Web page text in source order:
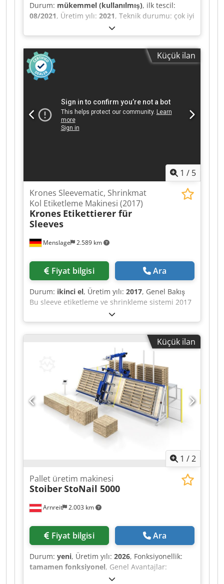
Durum: mükemmel (kullanılmış), ilk tescil:
08/2021, Üretim yılı: 2021, Teknik durumu: çok iyi
Cjdjztan Sepfx Abzjrf Görsel durumu: çok iyi
Daha fazla bilgi için Maarten Busser veya Niels
Busser ile iletişime geçin.
Küçük ilan
1 / 5
Menslage 2.589 km
Krones Sleevematic, Shrinkmat
Kol Etiketleme Makinesi (2017)
Krones Etikettierer für
Sleeves
Fiyat bilgisi Ara
Durum: ikinci el, Üretim yılı: 2017, Genel Bakış
Bu sleeve etiketleme ve shrinkleme sistemi 2017
yılında Alman Krones firması tarafından
üretilmiştir. Sistem, bir Krones Sleevematic
sleeve uygulayıcı ve bir Krones Shrinkmat shrink
tünelinden oluşur ve farklı formatlardaki şişe ve
kaplara sleeve etiketlerin uygulanması ve
shrinklenmesi için tasarlanmıştır. Teknik Veriler -
Formatlar: Çeşitli şişe ve kap formatları -
Uygulama: Sleeve etiketleme ve sleeve
shrinkleme - Konfigürasyon: Krones Sleevematic
sleeve uygulayıcı + Krones Shrinkmat shrink
tünel - Etiketleme tekniği: Sleeve etiketler
Teslimat Kapsamı Cedjztan Eopfx Abzjrf - Sleeve
uygulayıcı | Krones | Sleevematic | 2017 |
Sleeve etiketleme makinesi - Shrink tüneli |
Krones | Shrinkmat | 2017 | Sleeve shrink
Küçük ilan
1 /2
Arnreit 2.003 km
Pallet üretim makinesi
StoiberStoNail 5000
Fiyat bilgisi Ara
Durum: yeni, Üretim yılı: 2026, Fonksiyonellik:
tamamen fonksiyonel, Genel Avantajlar:
Modülerlik: Belirli üretim gereksinimlerini